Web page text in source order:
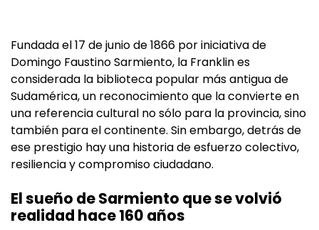
Fundada el 17 de junio de 1866 por iniciativa de
Domingo Faustino Sarmiento, la Franklin es
considerada la biblioteca popular más antigua de
Sudamérica, un reconocimiento que la convierte en
una referencia cultural no sólo para la provincia, sino
también para el continente. Sin embargo, detrás de
ese prestigio hay una historia de esfuerzo colectivo,
resiliencia y compromiso ciudadano.
El sueño de Sarmiento que se volvió
realidad hace 160 años